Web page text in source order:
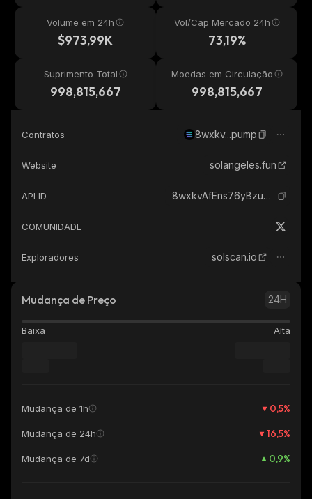
Volume em 24h
$973,99K
Vol/Cap Mercado 24h
73,19%
Suprimento Total
998,815,667
Moedas em Circulação
998,815,667
Contratos 8wxkv...pump
Website solangeles.fun
API ID 8wxkvAfEns76yBzu4MnbV7VnXWjg3iDPA9uwAQ6cpump_solana
COMUNIDADE
Exploradores solscan.io
Mudança de Preço 24H
Baixa Alta
Mudança de 1h 0,5%
Mudança de 24h 16,5%
Mudança de 7d 0,9%